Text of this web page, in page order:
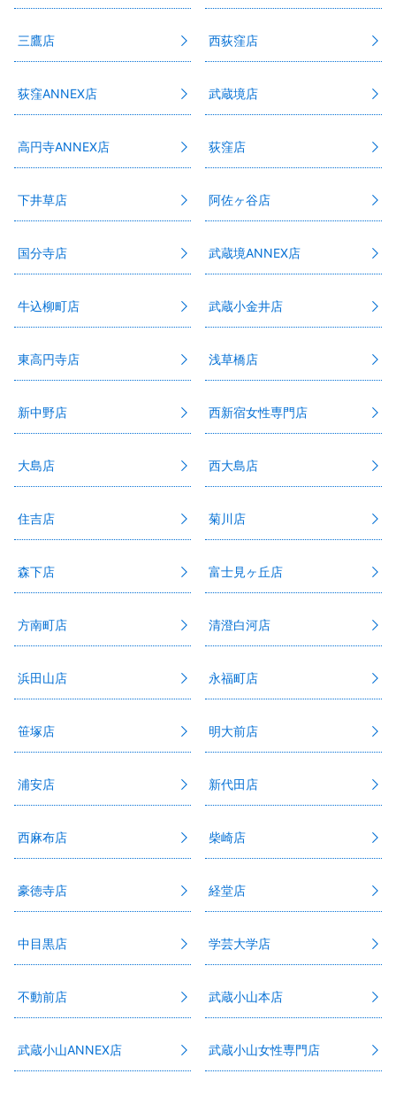
三鷹店 西荻窪店
荻窪ANNEX店 武蔵境店
高円寺ANNEX店 荻窪店
下井草店 阿佐ヶ谷店
国分寺店 武蔵境ANNEX店
牛込柳町店 武蔵小金井店
東高円寺店 浅草橋店
新中野店 西新宿女性専門店
大島店 西大島店
住吉店 菊川店
森下店 富士見ヶ丘店
方南町店 清澄白河店
浜田山店 永福町店
笹塚店 明大前店
浦安店 新代田店
西麻布店 柴崎店
豪徳寺店 経堂店
中目黒店 学芸大学店
不動前店 武蔵小山本店
武蔵小山ANNEX店 武蔵小山女性専門店